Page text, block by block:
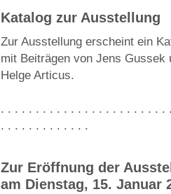
Katalog zur Ausstellung
Zur Ausstellung erscheint ein
mit Beiträgen von Jens
Helge Articus.
. . . . . . . . . . . . . . . . . . . . . . .
. . . . . . . . . . . . .
Zur Eröffnung der
am Dienstag, 15. Januar